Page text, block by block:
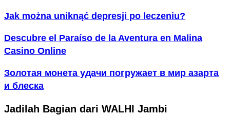
Jak można uniknąć depresji po leczeniu?
Descubre el Paraíso de la Aventura en Malina
Casino Online
Золотая монета удачи погружает в мир азарта
и блеска
Jadilah Bagian dari WALHI Jambi